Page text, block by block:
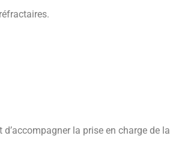
la prise en charge de la